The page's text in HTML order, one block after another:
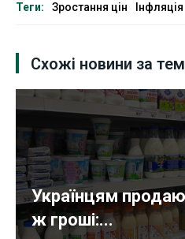
Теги: Зростання цін Інфляція
Схожі новини за
Українцям
ж гроші:...